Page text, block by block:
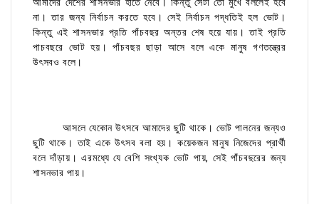
না। তার জন্য নির্বাচন করতে হবে। সেই নির্বাচন পদ্ধতিই হল ভোট।
কিন্তু এই শাসনভার প্রতি পাঁচবছর অন্তর শেষ হয়ে যায়। তাই প্রতি
পাচবছরে ভোট হয়। পাঁচবছর ছাড়া আসে বলে একে মানুষ গণতন্ত্রের
উৎসবও বলে।
আসলে যেকোন উৎসবে আমাদের ছুটি থাকে। ভোট পালনের জন্যও
ছুটি থাকে। তাই একে উৎসব বলা হয়। কয়েকজন মানুষ নিজেদের প্রার্থী
বলে দাঁড়ায়। এরমধ্যে যে বেশি সংখ্যক ভোট পায়, সেই পাঁচবছরের জন্য
শাসনভার পায়।